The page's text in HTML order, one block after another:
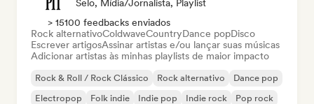
Selo, Mídia/Jornalista, Playlist
> 15100 feedbacks enviados
Rock alternativoColdwaveCountryDance popDisco
Escrever artigosAssinar artistas e/ou lançar suas músicas
Adicionar artistas às minhas playlists de maior impacto
Rock & Roll / Rock Clássico Rock alternativo
Dance pop
Electropop
Folk indie Indie pop Indie rock Pop rock